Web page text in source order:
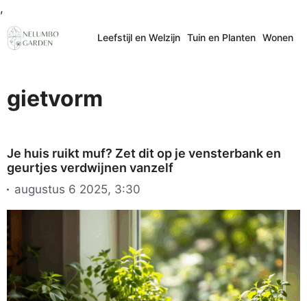
,
naar
de
Leefstijl en Welzijn Tuin en Planten Wonen
gietvorm
Je huis ruikt muf? Zet dit op je vensterbank en
geurtjes verdwijnen vanzelf
augustus 6 2025, 3:30